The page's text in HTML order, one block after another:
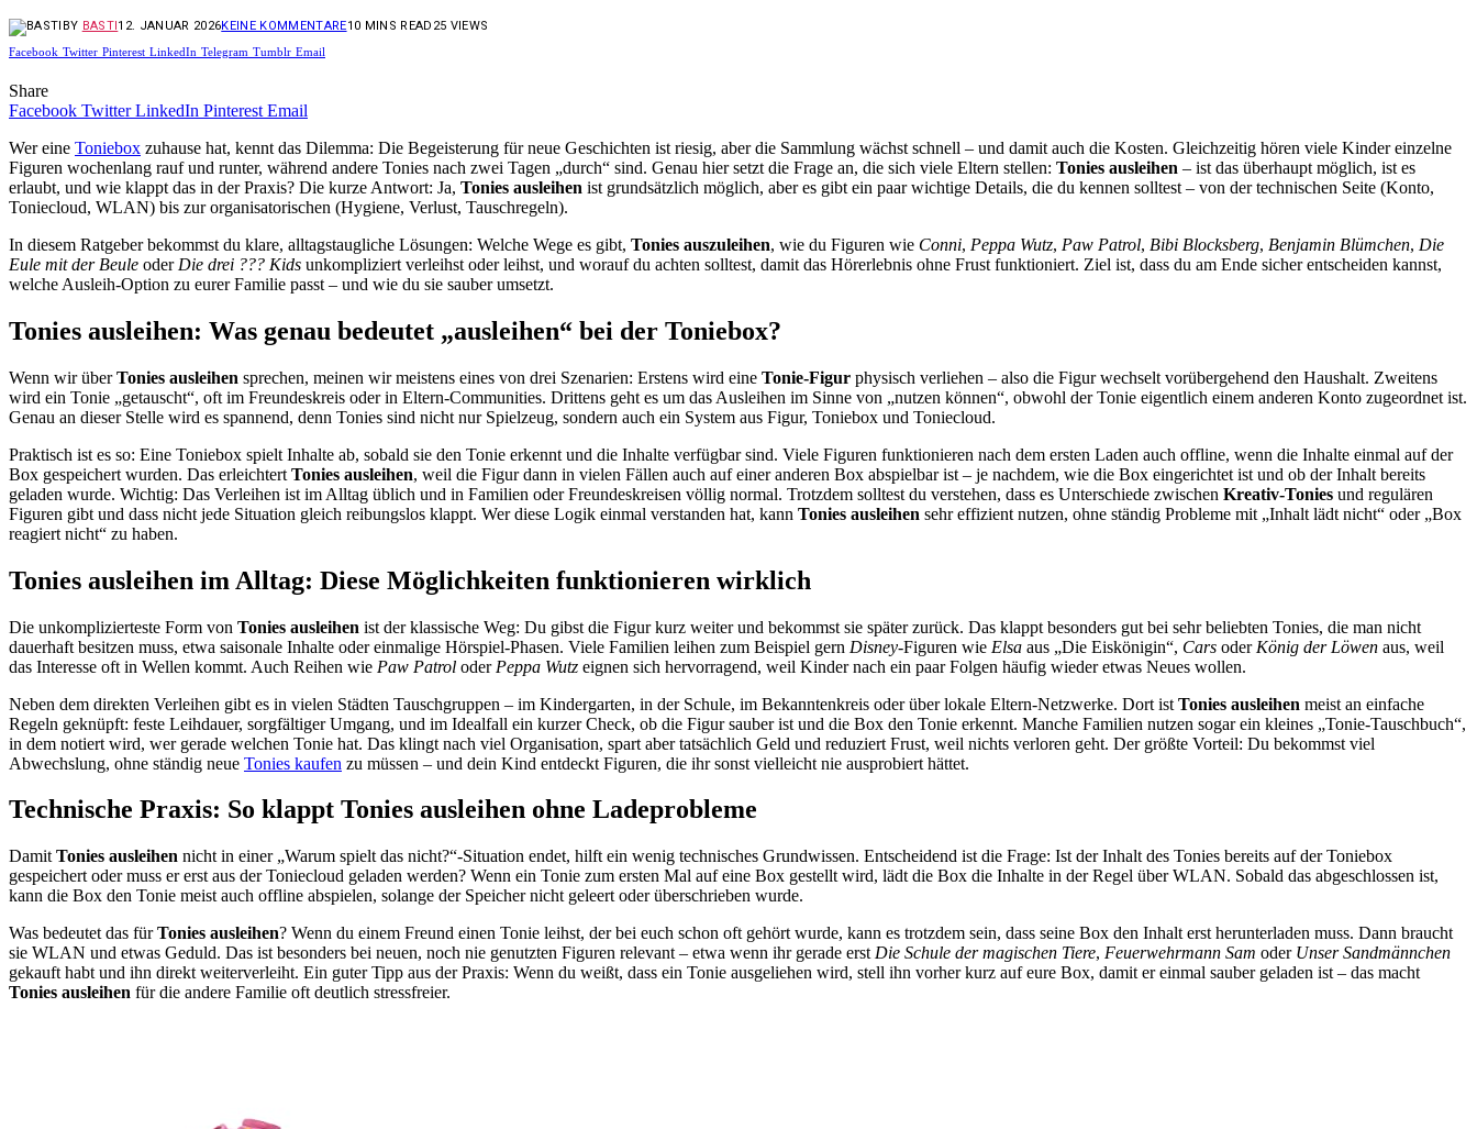
BY BASTI12. JANUAR 2026KEINE KOMMENTARE10 MINS READ 25 VIEWS
Facebook Twitter Pinterest LinkedIn Telegram Tumblr Email
Share
Facebook Twitter LinkedIn Pinterest Email
Wer eine Toniebox zuhause hat, kennt das Dilemma: Die Begeisterung für neue Geschichten ist riesig, aber die Sammlung wächst schnell – und damit auch die Kosten. Gleichzeitig hören viele Kinder einzelne
Figuren wochenlang rauf und runter, während andere Tonies nach zwei Tagen „durch“ sind. Genau hier setzt die Frage an, die sich viele Eltern stellen: Tonies ausleihen – ist das überhaupt möglich, ist es
erlaubt, und wie klappt das in der Praxis? Die kurze Antwort: Ja, Tonies ausleihen ist grundsätzlich möglich, aber es gibt ein paar wichtige Details, die du kennen solltest – von der technischen Seite (Konto,
Toniecloud, WLAN) bis zur organisatorischen (Hygiene, Verlust, Tauschregeln).
In diesem Ratgeber bekommst du klare, alltagstaugliche Lösungen: Welche Wege es gibt, Tonies auszuleihen, wie du Figuren wie Conni, Peppa Wutz, Paw Patrol, Bibi Blocksberg, Benjamin Blümchen, Die
Eule mit der Beule oder Die drei ??? Kids unkompliziert verleihst oder leihst, und worauf du achten solltest, damit das Hörerlebnis ohne Frust funktioniert. Ziel ist, dass du am Ende sicher entscheiden kannst,
welche Ausleih-Option zu eurer Familie passt – und wie du sie sauber umsetzt.
Tonies ausleihen: Was genau bedeutet „ausleihen“ bei der Toniebox?
Wenn wir überTonies ausleihen sprechen, meinen wir meistens eines von drei Szenarien: Erstens wird eine Tonie-Figur physisch verliehen – also die Figur wechselt vorübergehend den Haushalt. Zweitens
wird ein Tonie „getauscht“, oft im Freundeskreis oder in Eltern-Communities. Drittens geht es um das Ausleihen im Sinne von „nutzen können“, obwohl der Tonie eigentlich einem anderen Konto zugeordnet ist.
Genau an dieser Stelle wird es spannend, denn Tonies sind nicht nur Spielzeug, sondern auch ein System aus Figur, Toniebox und Toniecloud.
Praktisch ist es so: Eine Toniebox spielt Inhalte ab, sobald sie den Tonie erkennt und die Inhalte verfügbar sind. Viele Figuren funktionieren nach dem ersten Laden auch offline, wenn die Inhalte einmal auf der
Box gespeichert wurden. Das erleichtert Tonies ausleihen, weil die Figur dann in vielen Fällen auch auf einer anderen Box abspielbar ist – je nachdem, wie die Box eingerichtet ist und ob der Inhalt bereits
geladen wurde. Wichtig: Das Verleihen ist im Alltag üblich und in Familien oder Freundeskreisen völlig normal. Trotzdem solltest du verstehen, dass es Unterschiede zwischen Kreativ-Tonies und regulären
Figuren gibt und dass nicht jede Situation gleich reibungslos klappt. Wer diese Logik einmal verstanden hat, kann Tonies ausleihen sehr effizient nutzen, ohne ständig Probleme mit „Inhalt lädt nicht“ oder „Box
reagiert nicht“ zu haben.
Tonies ausleihen im Alltag: Diese Möglichkeiten funktionieren wirklich
Die unkomplizierteste Form von Tonies ausleihen ist der klassische Weg: Du gibst die Figur kurz weiter und bekommst sie später zurück. Das klappt besonders gut bei sehr beliebten Tonies, die man nicht
dauerhaft besitzen muss, etwa saisonale Inhalte oder einmalige Hörspiel-Phasen. Viele Familien leihen zum Beispiel gern Disney-Figuren wie Elsa aus „Die Eiskönigin“, Cars oder König der Löwen aus, weil
das Interesse oft in Wellen kommt. Auch Reihen wie Paw Patrol oder Peppa Wutz eignen sich hervorragend, weil Kinder nach ein paar Folgen häufig wieder etwas Neues wollen.
Neben dem direkten Verleihen gibt es in vielen Städten Tauschgruppen – im Kindergarten, in der Schule, im Bekanntenkreis oder über lokale Eltern-Netzwerke. Dort ist Tonies ausleihen meist an einfache
Regeln geknüpft: feste Leihdauer, sorgfältiger Umgang, und im Idealfall ein kurzer Check, ob die Figur sauber ist und die Box den Tonie erkennt. Manche Familien nutzen sogar ein kleines „Tonie-Tauschbuch“,
in dem notiert wird, wer gerade welchen Tonie hat. Das klingt nach viel Organisation, spart aber tatsächlich Geld und reduziert Frust, weil nichts verloren geht. Der größte Vorteil: Du bekommst viel
Abwechslung, ohne ständig neue Tonies kaufen zu müssen – und dein Kind entdeckt Figuren, die ihr sonst vielleicht nie ausprobiert hättet.
Technische Praxis: So klappt Tonies ausleihen ohne Ladeprobleme
Damit Tonies ausleihen nicht in einer „Warum spielt das nicht?“-Situation endet, hilft ein wenig technisches Grundwissen. Entscheidend ist die Frage: Ist der Inhalt des Tonies bereits auf der Toniebox
gespeichert oder muss er erst aus der Toniecloud geladen werden? Wenn ein Tonie zum ersten Mal auf eine Box gestellt wird, lädt die Box die Inhalte in der Regel über WLAN. Sobald das abgeschlossen ist,
kann die Box den Tonie meist auch offline abspielen, solange der Speicher nicht geleert oder überschrieben wurde.
Was bedeutet das fürTonies ausleihen? Wenn du einem Freund einen Tonie leihst, der bei euch schon oft gehört wurde, kann es trotzdem sein, dass seine Box den Inhalt erst herunterladen muss. Dann braucht
sie WLAN und etwas Geduld. Das ist besonders bei neuen, noch nie genutzten Figuren relevant – etwa wenn ihr gerade erst Die Schule der magischen Tiere, Feuerwehrmann Sam oder Unser Sandmännchen
gekauft habt und ihn direkt weiterverleiht. Ein guter Tipp aus der Praxis: Wenn du weißt, dass ein Tonie ausgeliehen wird, stell ihn vorher kurz auf eure Box, damit er einmal sauber geladen ist – das macht
Tonies ausleihen für die andere Familie oft deutlich stressfreier.